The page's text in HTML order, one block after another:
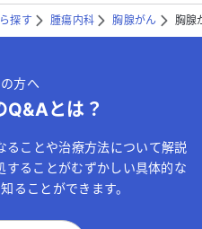
探す 腫瘍内科 胸腺がん 胸腺
方へ
Q&Aとは？
ことや治療方法について解説
することがむずかしい具体的な
ることができます。